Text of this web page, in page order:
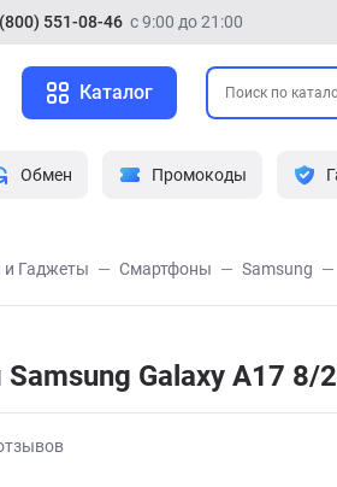
551-08-46 с 9:00 до 21:00
Каталог
Обмен Промокоды
Гаджеты Смартфоны Samsung
Galaxy A17 8/